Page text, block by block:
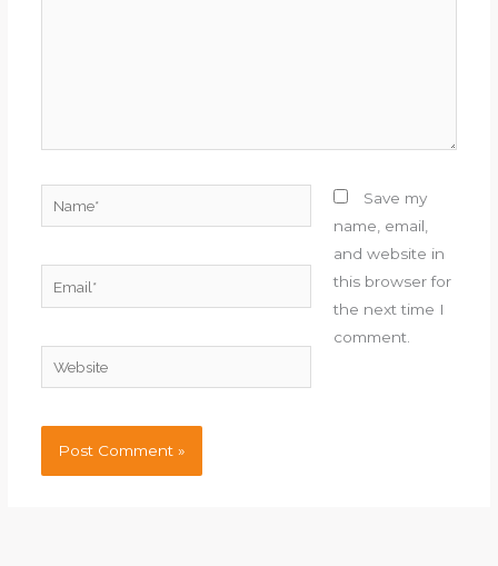
Email*
Website
Save my
name, email,
and website in
this browser for
the next time I
comment.